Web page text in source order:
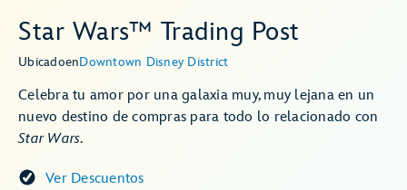
Star Wars™ Trading Post
UbicadoenDowntown Disney District
Celebra tu amor por una galaxia muy, muy lejana en un
nuevo destino de compras para todo lo relacionado con
Star Wars.
Ver Descuentos